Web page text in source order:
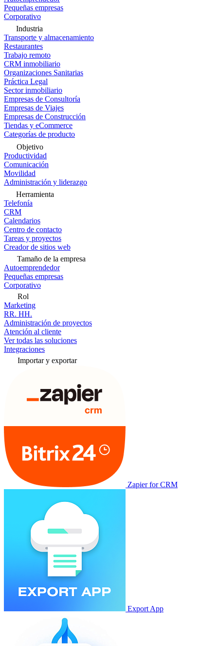
Pequeñas empresas
Corporativo
Industria
Transporte y almacenamiento
Restaurantes
Trabajo remoto
CRM inmobiliario
Organizaciones Sanitarias
Práctica Legal
Sector inmobiliario
Empresas de Consultoría
Empresas de Viajes
Empresas de Construcción
Tiendas y eCommerce
Categorías de producto
Objetivo
Productividad
Comunicación
Movilidad
Administración y liderazgo
Herramienta
Telefonía
CRM
Calendarios
Centro de contacto
Tareas y proyectos
Creador de sitios web
Tamaño de la empresa
Autoemprendedor
Pequeñas empresas
Corporativo
Rol
Marketing
RR. HH.
Administración de proyectos
Atención al cliente
Ver todas las soluciones
Integraciones
Importar y exportar
Zapier for CRM
Export App